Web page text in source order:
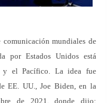
comunicación mundiales de
por Estados Unidos está
y el Pacífico. La idea fue
EE. UU., Joe Biden, en la
de 2021, donde dijo: